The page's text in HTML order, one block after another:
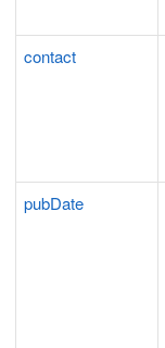
contact
pubDate